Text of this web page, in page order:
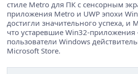
стиле Metro для ПК с сенсорным
приложения Metro и UWP эпохи
достигли значительного успеха, и
что устаревшие Win32-приложения
пользователи Windows
Microsoft Store.